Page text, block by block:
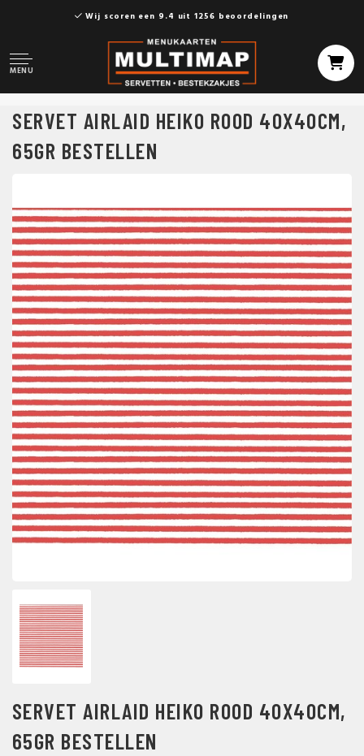
Wij scoren een 9.4 uit 1256 beoordelingen
MENU
SERVET AIRLAID HEIKO ROOD 40X40CM,
65GR BESTELLEN
SERVET AIRLAID HEIKO ROOD 40X40CM,
65GR BESTELLEN